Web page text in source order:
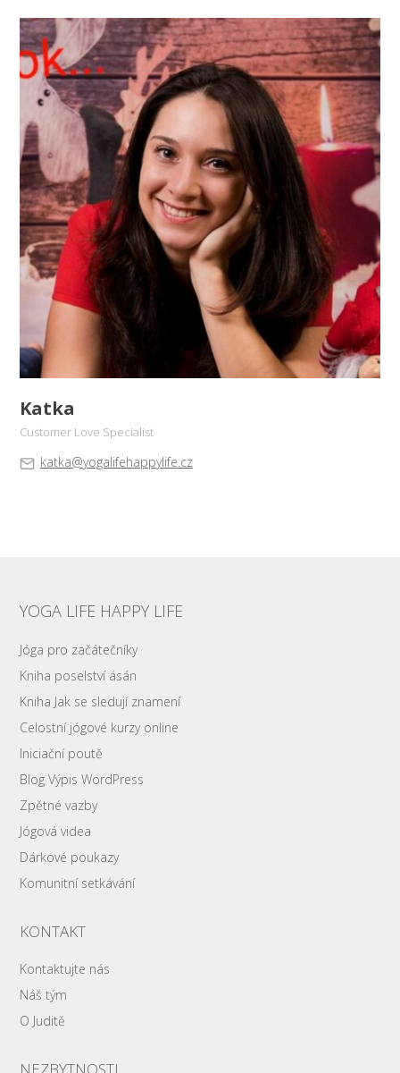
Katka
Customer Love Specialist
katka@yogalifehappylife.cz
YOGA LIFE HAPPY LIFE
Jóga pro začátečníky
Kniha poselství ásán
Kniha Jak se sledují znamení
Celostní jógové kurzy online
Iniciační poutě
Blog Výpis WordPress
Zpětné vazby
Jógová videa
Dárkové poukazy
Komunitní setkávání
KONTAKT
Kontaktujte nás
Náš tým
O Juditě